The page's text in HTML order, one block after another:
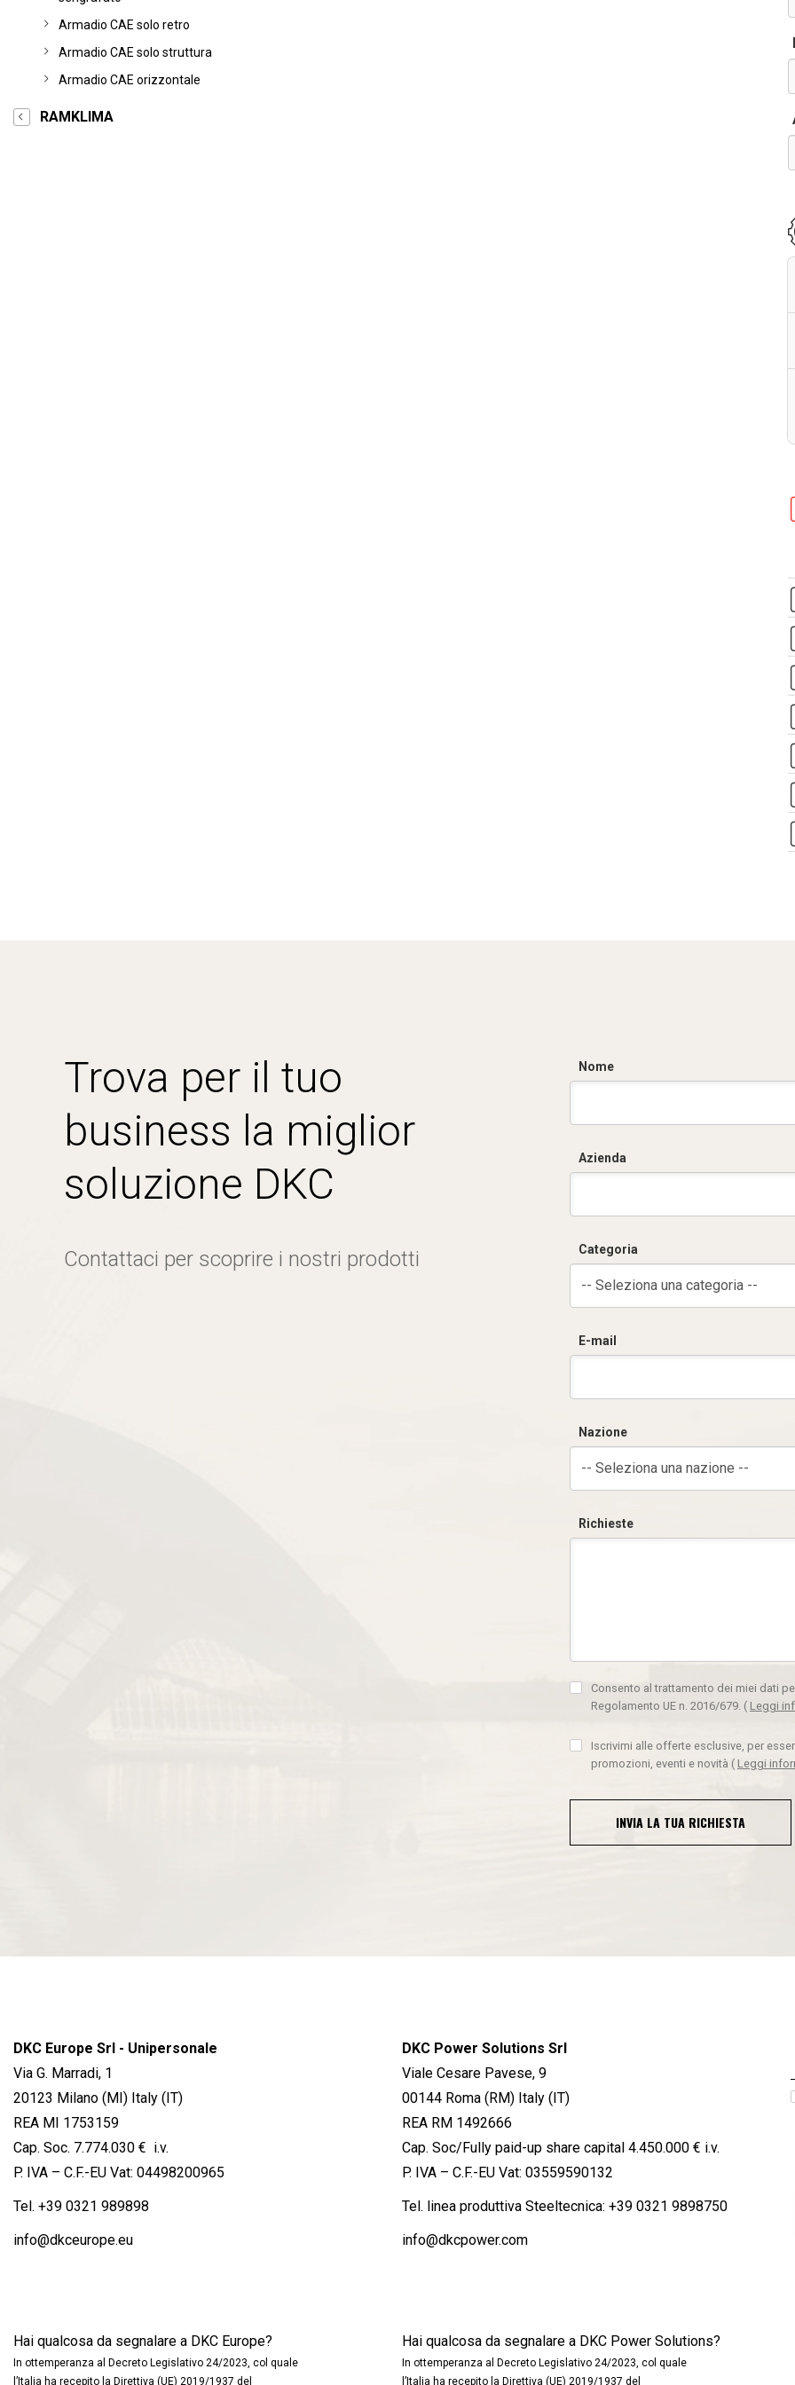
Armadio CAE solo retro
Armadio CAE solo struttura
Armadio CAE orizzontale
RAMKLIMA
Trova per il tuo
business la miglior
soluzione DKC
Contattaci per scoprire i nostri prodotti
Nome
Azienda
Categoria
-- Seleziona una categoria --
E-mail
Nazione
-- Seleziona una nazione --
Richieste
Consento al trattamento dei miei dati
Regolamento UE n. 2016/679. ( Leggi
Iscrivimi alle offerte esclusive, per
promozioni, eventi e novità ( Leggi
INVIA LA TUA RICHIESTA
DKC Europe Srl - Unipersonale
Via G. Marradi, 1
20123 Milano (MI) Italy (IT)
REA MI 1753159
Cap. Soc. 7.774.030 € i.v.
P. IVA – C.F.-EU Vat: 04498200965
Tel. +39 0321 989898
info@dkceurope.eu
Hai qualcosa da segnalare a DKC Europe?
In ottemperanza al Decreto Legislativo 24/2023, col quale
l’Italia ha recepito la Direttiva (UE) 2019/1937 del
DKC Power Solutions Srl
Viale Cesare Pavese, 9
00144 Roma (RM) Italy (IT)
REA RM 1492666
Cap. Soc/Fully paid-up share capital 4.450.000 € i.v.
P. IVA – C.F.-EU Vat: 03559590132
Tel. linea produttiva Steeltecnica: +39 0321 9898750
info@dkcpower.com
Hai qualcosa da segnalare a DKC Power Solutions?
In ottemperanza al Decreto Legislativo 24/2023, col quale
l’Italia ha recepito la Direttiva (UE) 2019/1937 del